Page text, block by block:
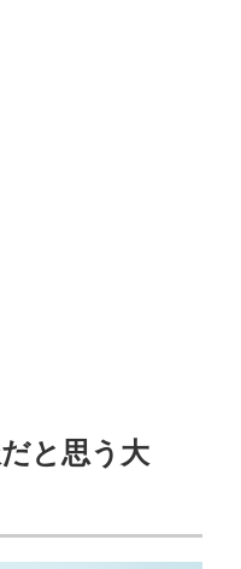
と思う大